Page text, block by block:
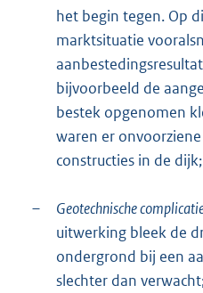
het begin tegen. Op
marktsituatie
bijvoorbeeld de
bestek opgenomen
waren er
constructies in de dijk;
– Geotechnische
uitwerking bleek de
ondergrond bij een
slechter dan